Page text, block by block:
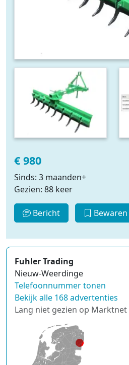
€ 980
Sinds: 3 maanden+
Gezien: 88 keer
Bericht Bewaren
Fuhler Trading
Nieuw-Weerdinge
Telefoonnummer tonen
Bekijk alle 168 advertenties
Lang niet gezien op Marktnet